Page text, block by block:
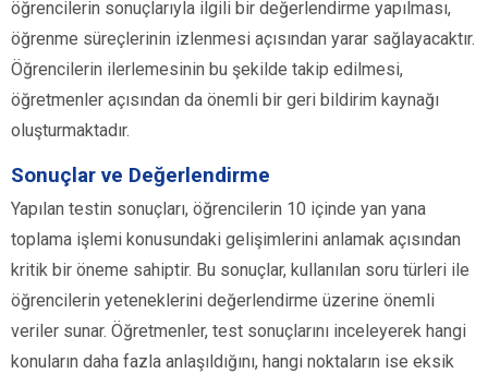
öğrencilerin sonuçlarıyla ilgili bir değerlendirme yapılması,
öğrenme süreçlerinin izlenmesi açısından yarar sağlayacaktır.
Öğrencilerin ilerlemesinin bu şekilde takip edilmesi,
öğretmenler açısından da önemli bir geri bildirim kaynağı
oluşturmaktadır.
Sonuçlar ve Değerlendirme
Yapılan testin sonuçları, öğrencilerin 10 içinde yan yana
toplama işlemi konusundaki gelişimlerini anlamak açısından
kritik bir öneme sahiptir. Bu sonuçlar, kullanılan soru türleri ile
öğrencilerin yeteneklerini değerlendirme üzerine önemli
veriler sunar. Öğretmenler, test sonuçlarını inceleyerek hangi
konuların daha fazla anlaşıldığını, hangi noktaların ise eksik